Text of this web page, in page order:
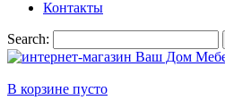
Контакты
Search:
В корзине пусто